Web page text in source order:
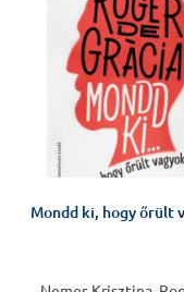
Mondd ki, hogy őrült